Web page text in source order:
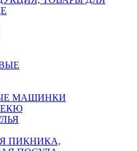
МАШИНКИ
ПИКНИКА,